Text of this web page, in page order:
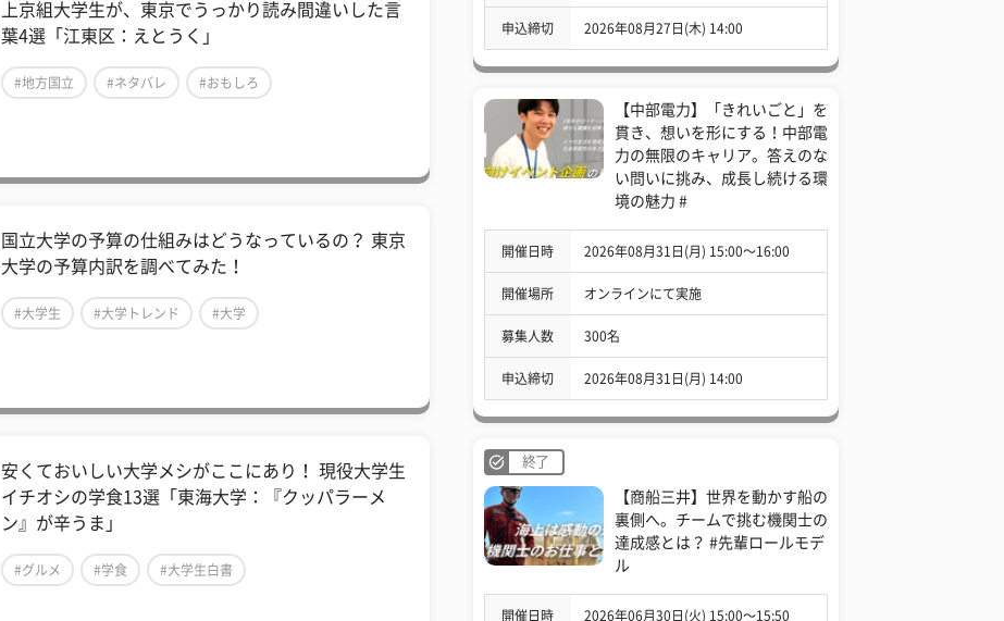
上京組大学生が、東京でうっかり読み間違いした言
葉4選「江東区：えとうく」
#地方国立 #ネタバレ #おもしろ
国立大学の予算の仕組みはどうなっているの？ 東京
大学の予算内訳を調べてみた！
#大学生 #大学トレンド #大学
安くておいしい大学メシがここにあり！ 現役大学生
イチオシの学食13選「東海大学：『クッパラーメ
ン』が辛うま」
#グルメ #学食 #大学生白書
申込締切 2026年08月27日(木) 14:00
【中部電力】「きれいごと」を
貫き、想いを形にする！中部電
力の無限のキャリア。答えのな
い問いに挑み、成長し続ける環
境の魅力 #
開催日時 2026年08月31日(月) 15:00〜16:00
開催場所 オンラインにて実施
募集人数 300名
申込締切 2026年08月31日(月) 14:00
終了
【商船三井】世界を動かす船の
裏側へ。チームで挑む機関士の
達成感とは？ #先輩ロールモデ
ル
開催日時 2026年06月30日(火) 15:00〜15:50